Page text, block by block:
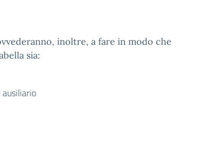
inoltre, a fare in modo che
sia: